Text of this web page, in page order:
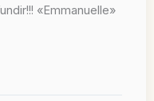
«Emmanuelle»